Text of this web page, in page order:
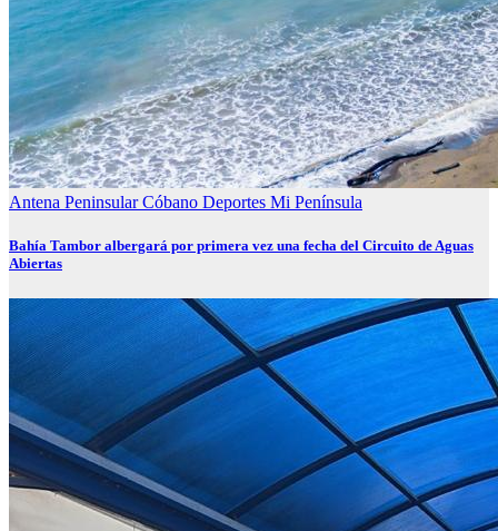
Antena PeninsularCóbano Deportes Mi Península
Bahía Tambor albergará por primera vez una fecha del Circuito de Aguas
Abiertas